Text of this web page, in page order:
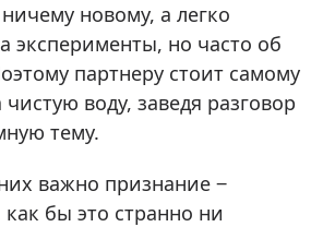
новому, а легко
эксперименты, но часто об
партнеру стоит самому
воду, заведя разговор
тему.
важно признание ‒
как бы это странно ни